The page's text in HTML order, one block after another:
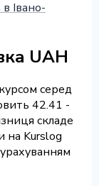
Івано-
UAH
серед
42.41 -
складе
на Kurslog